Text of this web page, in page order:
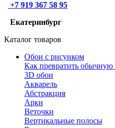
+7 919 367 58 95
Екатеринбург
Каталог товаров
Обои с рисунком
Как превратить обычную
3D обои
Акварель
Абстракция
Арки
Веточки
Вертикальные полосы